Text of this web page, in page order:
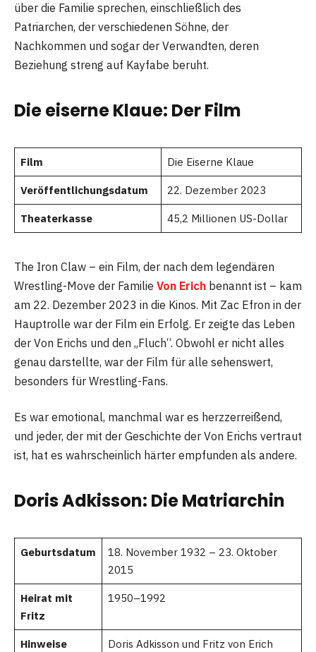
über die Familie sprechen, einschließlich des
Patriarchen, der verschiedenen Söhne, der
Nachkommen und sogar der Verwandten, deren
Beziehung streng auf Kayfabe beruht.
Die eiserne Klaue: Der Film
Film Die Eiserne Klaue
Veröffentlichungsdatum 22. Dezember 2023
Theaterkasse 45,2 Millionen US-Dollar
The Iron Claw – ein Film, der nach dem legendären
Wrestling-Move der Familie Von Erich benannt ist – kam
am 22. Dezember 2023 in die Kinos. Mit Zac Efron in der
Hauptrolle war der Film ein Erfolg. Er zeigte das Leben
der Von Erichs und den „Fluch“. Obwohl er nicht alles
genau darstellte, war der Film für alle sehenswert,
besonders für Wrestling-Fans.
Es war emotional, manchmal war es herzzerreißend,
und jeder, der mit der Geschichte der Von Erichs vertraut
ist, hat es wahrscheinlich härter empfunden als andere.
Doris Adkisson: Die Matriarchin
Geburtsdatum
18. November 1932 – 23. Oktober
2015
Heirat mit
Fritz
1950–1992
Hinweise
Doris Adkisson und Fritz von Erich